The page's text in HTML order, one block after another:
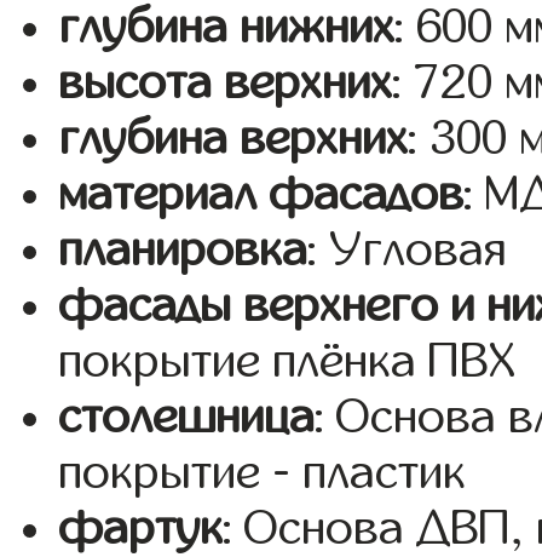
глубина нижних: 600
высота верхних: 720
глубина верхних: 300
материал фасадов:
планировка: Угловая
фасады верхнего и
покрытие плёнка ПВХ
столешница: Основа
покрытие - пластик
фартук: Основа ДВП,